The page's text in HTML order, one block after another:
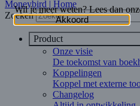
Moneybird | Home
Zoeken
Product
Onze visie
De toekomst van
Koppelingen
Koppel met externe
Changelog